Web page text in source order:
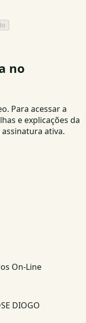
no
Para acessar a
e explicações da
ativa.
On-Line
DIOGO